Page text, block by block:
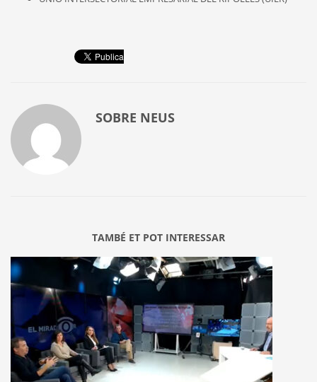
SOBRE NEUS
TAMBÉ ET POT INTERESSAR